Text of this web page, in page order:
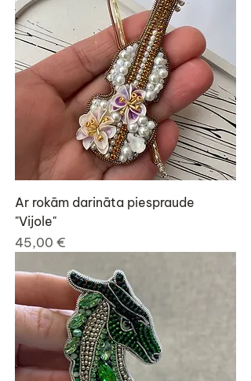
Ar rokām darināta piespraude
"Vijole"
Cena
45,00 €